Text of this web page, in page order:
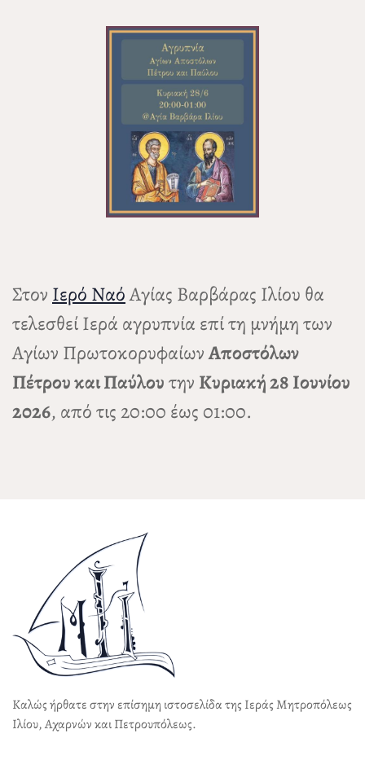
Στον Ιερό ΝαόΑγίας Βαρβάρας Ιλίου θα
τελεσθεί Ιερά αγρυπνία επί τη μνήμη των
Αγίων ΠρωτοκορυφαίωνΑποστόλων
Πέτρου και Παύλουτην Κυριακή 28 Ιουνίου
2026, από τις 20:00 έως 01:00.
Καλώς ήρθατε στην επίσημη ιστοσελίδα της Ιεράς Μητροπόλεως
Ιλίου, Αχαρνών και Πετρουπόλεως.